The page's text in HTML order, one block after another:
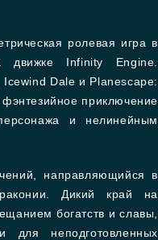
ролевая игра в
движке Infinity Engine.
Dale и Planescape:
приключение
и нелинейным
направляющийся в
Дикий край на
богатств и славы,
для неподготовленных